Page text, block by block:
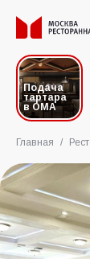
Подача
тартара
в ОМА
Главная /